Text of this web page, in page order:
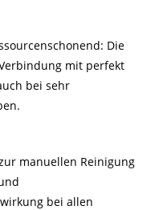
Die
mit perfekt
bei sehr
manuellen Reinigung
bei allen